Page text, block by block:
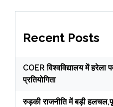
Recent Posts
COER विश्वविद्यालय में हरेला
प्रतियोगिता
रुड़की राजनीति में बड़ी